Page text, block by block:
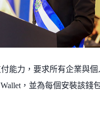
能力，要求所有企業與個
，並為每個安裝該錢